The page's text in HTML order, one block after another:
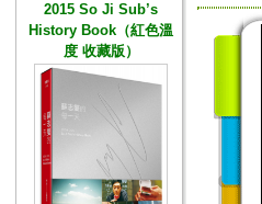
2015 So Ji Sub’s
History Book（紅色溫
度 收藏版）